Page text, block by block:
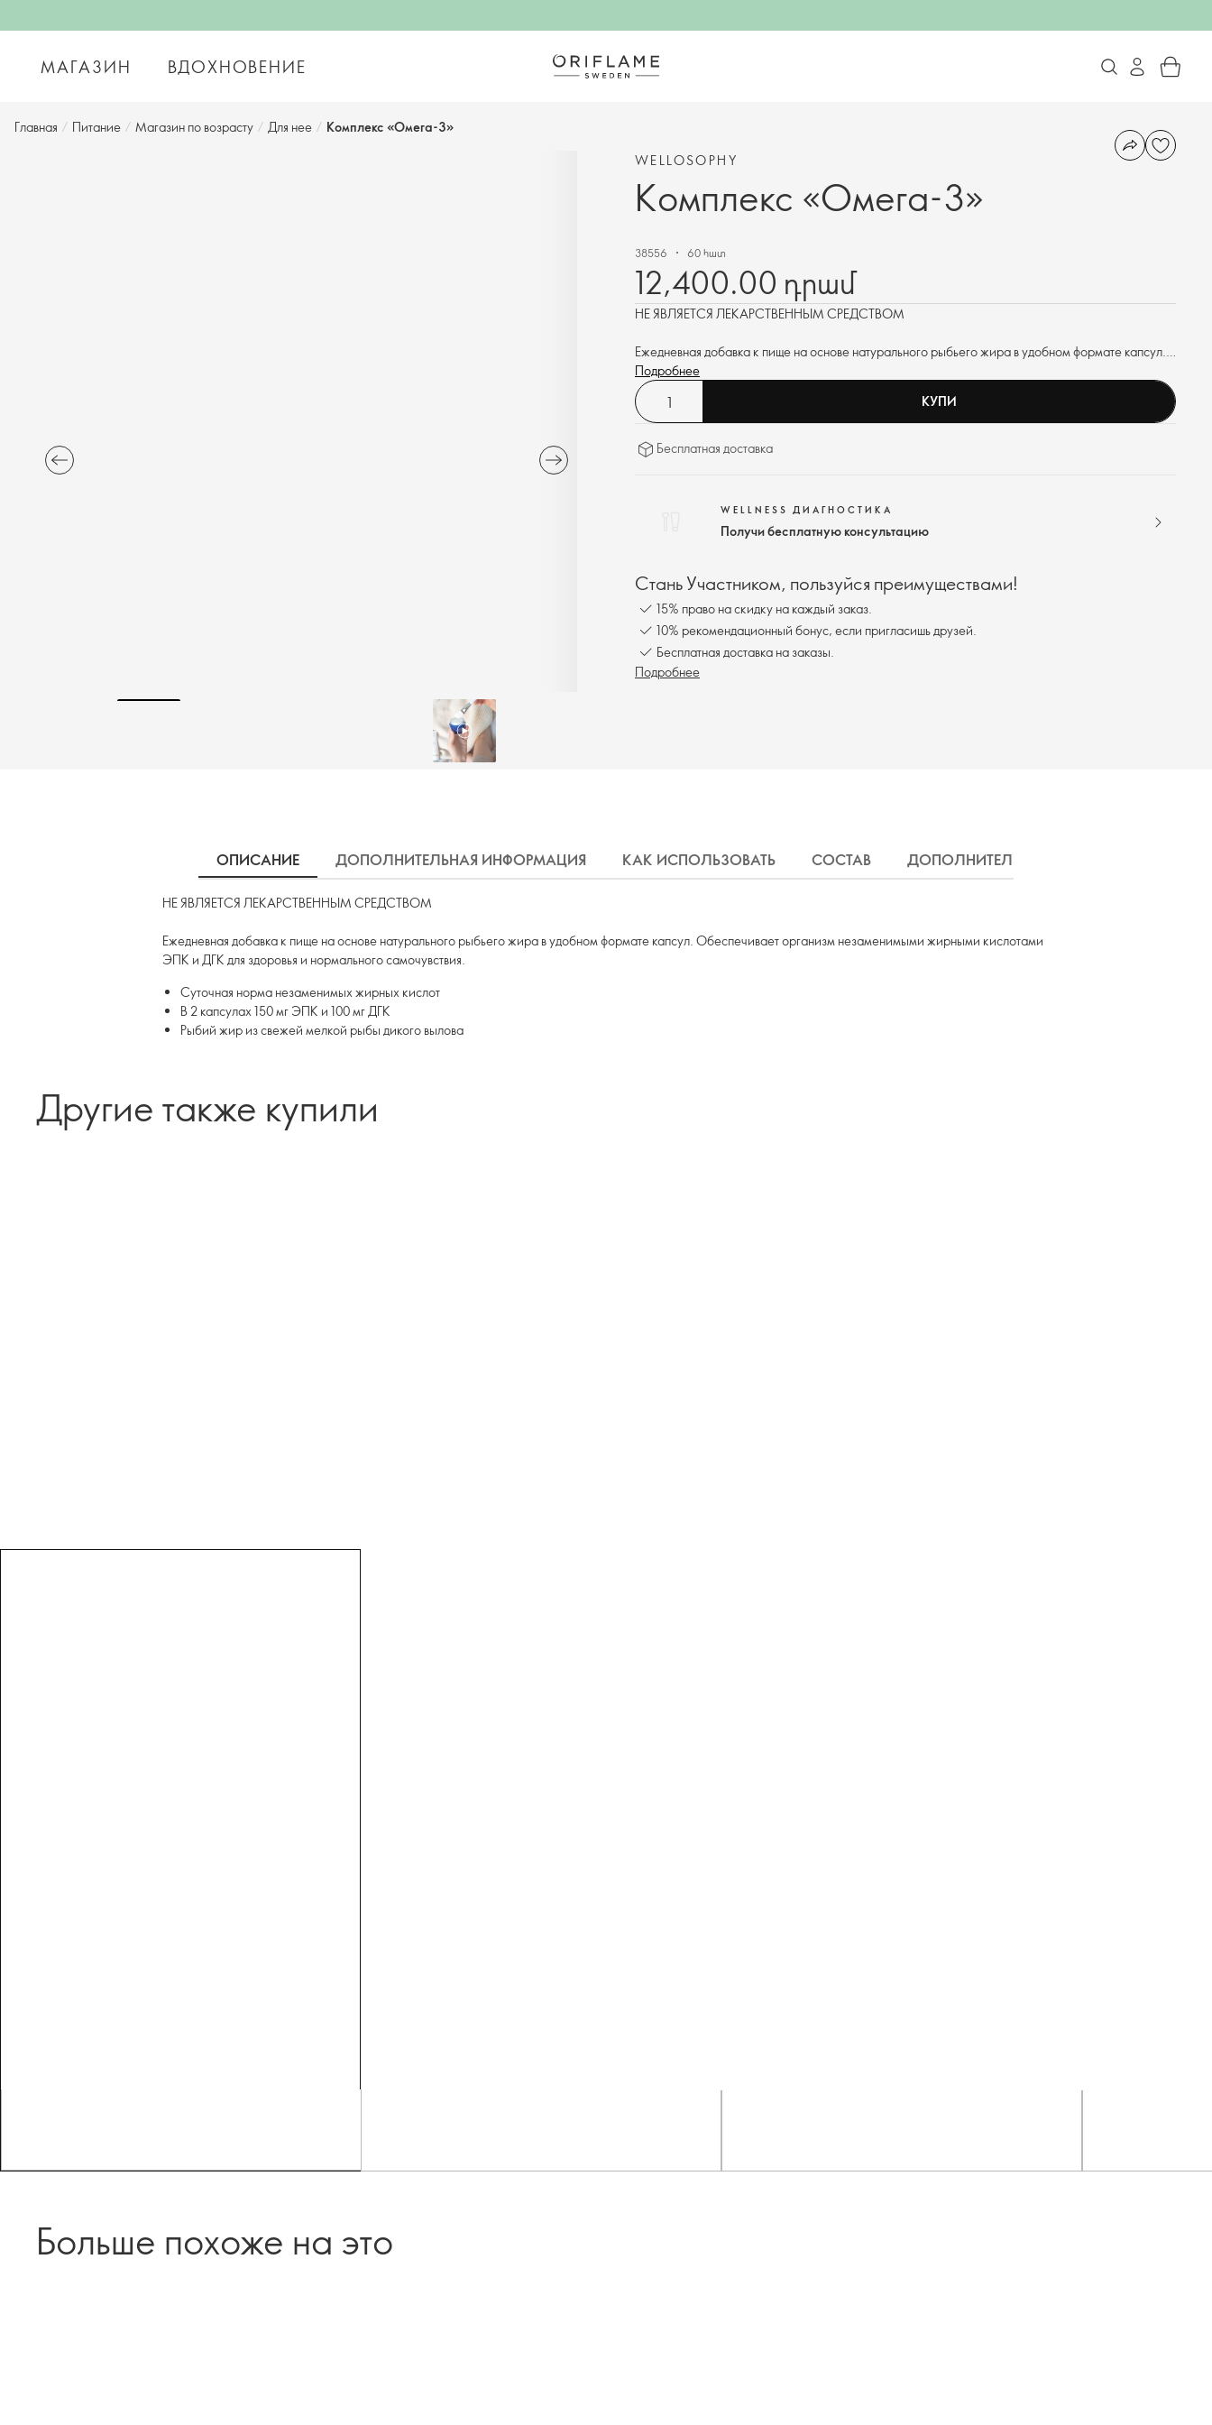
МАГАЗИН ВДОХНОВЕНИЕ
Главная / Питание / Магазин по возрасту / Для нее / Комплекс «Омега-3»
WELLOSOPHY
Комплекс «Омега-3»
38556 60 հատ
12,400.00 դրամ
НЕ ЯВЛЯЕТСЯ ЛЕКАРСТВЕННЫМ СРЕДСТВОМ
Ежедневная добавка к пище на основе натурального рыбьего жира в удобном формате капсул.
Обеспечивает организм незаменимыми жирными кислотами ЭПК и ДГК для здоровья и
нормального самочувствия.
Подробнее
КУПИ
Бесплатная доставка
WELLNESS ДИАГНОСТИКА
Получи бесплатную консультацию
Стань Участником, пользуйся преимуществами!
15% право на скидку на каждый заказ.
10% рекомендационный бонус, если пригласишь друзей.
Бесплатная доставка на заказы.
Подробнее
ОПИСАНИЕ ДОПОЛНИТЕЛЬНАЯ ИНФОРМАЦИЯ КАК ИСПОЛЬЗОВАТЬ СОСТАВ ДОПОЛНИТЕЛЬНАЯ ИНФОРМАЦИЯ
НЕ ЯВЛЯЕТСЯ ЛЕКАРСТВЕННЫМ СРЕДСТВОМ
Ежедневная добавка к пище на основе натурального рыбьего жира в удобном формате капсул. Обеспечивает организм незаменимыми жирными кислотами
ЭПК и ДГК для здоровья и нормального самочувствия.
Суточная норма незаменимых жирных кислот
В 2 капсулах 150 мг ЭПК и 100 мг ДГК
Рыбий жир из свежей мелкой рыбы дикого вылова
Другие также купили
Больше похоже на это